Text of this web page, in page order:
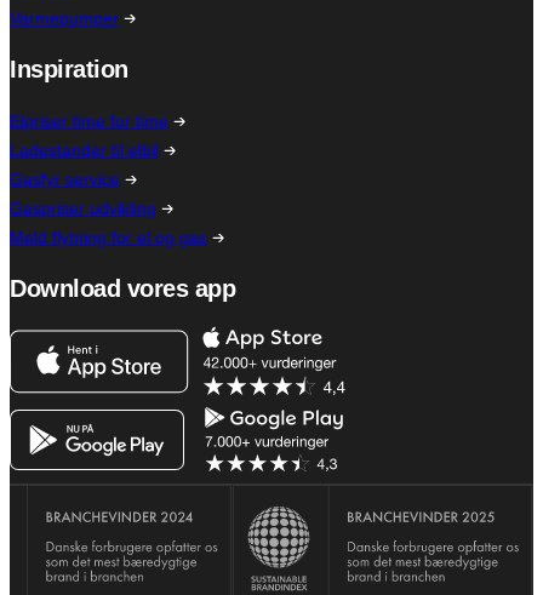
Varmepumper
Inspiration
Elpriser time for time
Ladestander til elbil
Gasfyr service
Gaspriser udvikling
Meld flytning for el og gas
Download vores app